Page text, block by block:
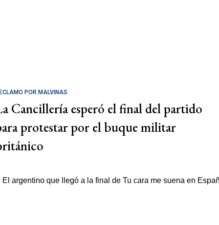
POR MALVINAS
Cancillería esperó el final del partido
protestar por el buque militar